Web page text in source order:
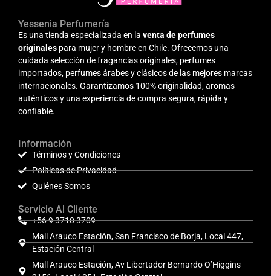
Yessenia Perfumería
Es una tienda especializada en la venta de perfumes
originales para mujer y hombre en Chile. Ofrecemos una
cuidada selección de fragancias originales, perfumes
importados, perfumes árabes y clásicos de las mejores marcas
internacionales. Garantizamos 100% originalidad, aromas
auténticos y una experiencia de compra segura, rápida y
confiable.
Información
Términos y Condiciones
Políticas de Privacidad
Quiénes Somos
Servicio Al Cliente
+56 9 3710 3709
Mall Arauco Estación, San Francisco de Borja, Local 447,
Estación Central
Mall Arauco Estación, Av Libertador Bernardo O’Higgins